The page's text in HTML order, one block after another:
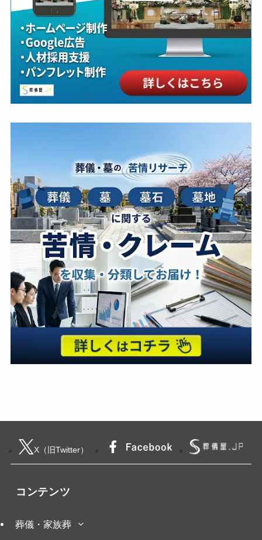
X（旧Twitter）
コンテンツ
葬儀・家族葬